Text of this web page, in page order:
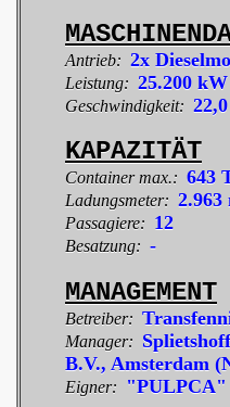
Antrieb: 2x
Leistung: 25.200 kW
Geschwindigkeit:
KAPAZITÄT
Container max.: 643
Ladungsmeter: 2.963
Passagiere: 12
Besatzung: -
MANAGEMENT
Betreiber:
Manager:
B.V., Amsterdam
Eigner: "PULPCA"